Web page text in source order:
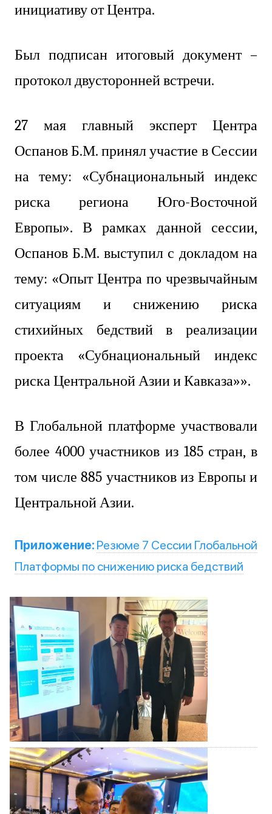
инициативу от Центра.
Был подписан итоговый документ –
протокол двусторонней встречи.
27 мая главный эксперт Центра
Оспанов Б.М. принял участие в Сессии
на тему: «Субнациональный индекс
риска региона Юго-Восточной
Европы». В рамках данной сессии,
Оспанов Б.М. выступил с докладом на
тему: «Опыт Центра по чрезвычайным
ситуациям и снижению риска
стихийных бедствий в реализации
проекта «Субнациональный индекс
риска Центральной Азии и Кавказа»».
В Глобальной платформе участвовали
более 4000 участников из 185 стран, в
том числе 885 участников из Европы и
Центральной Азии.
Приложение: Резюме 7 Сессии Глобальной
Платформы по снижению риска бедствий